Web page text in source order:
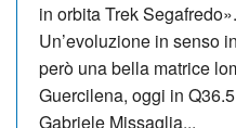
in orbita Trek Segafredo».
Un’evoluzione in senso
però una bella matrice
Guercilena, oggi in
Gabriele Missaglia...